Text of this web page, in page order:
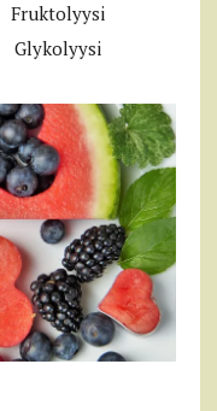
Fruktolyysi
Glykolyysi